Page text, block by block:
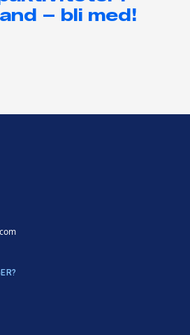
– bli med!